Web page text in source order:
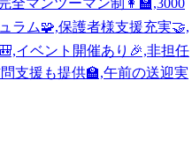
ラム🧩,保護者様支援充実🤝,
イベント開催あり🎉,非担任
支援も提供🏫,午前の送迎実